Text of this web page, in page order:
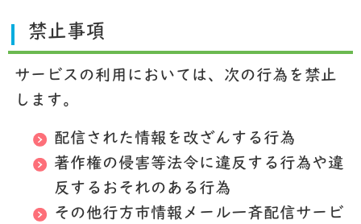
禁止事項
サービスの利用においては、次の行為を禁止
します。
配信された情報を改ざんする行為
著作権の侵害等法令に違反する行為や違
反するおそれのある行為
その他行方市情報メール一斉配信サービ